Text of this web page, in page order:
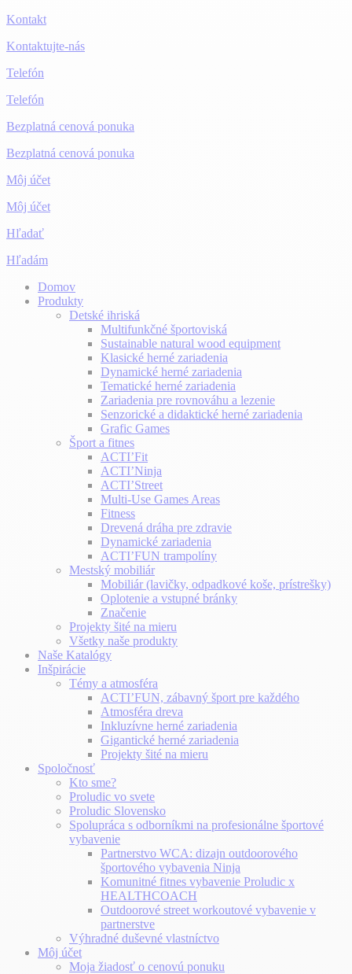
Kontakt
Kontaktujte-nás
Telefón
Telefón
Bezplatná cenová ponuka
Bezplatná cenová ponuka
Môj účet
Môj účet
Hľadať
Hľadám
Domov
Produkty
Detské ihriská
Multifunkčné športoviská
Sustainable natural wood equipment
Klasické herné zariadenia
Dynamické herné zariadenia
Tematické herné zariadenia
Zariadenia pre rovnováhu a lezenie
Senzorické a didaktické herné zariadenia
Grafic Games
Šport a fitnes
ACTI’Fit
ACTI’Ninja
ACTI’Street
Multi-Use Games Areas
Fitness
Drevená dráha pre zdravie
Dynamické zariadenia
ACTI’FUN trampolíny
Mestský mobiliár
Mobiliár (lavičky, odpadkové koše, prístrešky)
Oplotenie a vstupné bránky
Značenie
Projekty šité na mieru
Všetky naše produkty
Naše Katalógy
Inšpirácie
Témy a atmosféra
ACTI’FUN, zábavný šport pre každého
Atmosféra dreva
Inkluzívne herné zariadenia
Gigantické herné zariadenia
Projekty šité na mieru
Spoločnosť
Kto sme?
Proludic vo svete
Proludic Slovensko
Spolupráca s odborníkmi na profesionálne športové
vybavenie
Partnerstvo WCA: dizajn outdoorového
športového vybavenia Ninja
Komunitné fitnes vybavenie Proludic x
HEALTHCOACH
Outdoorové street workoutové vybavenie v
partnerstve
Výhradné duševné vlastníctvo
Môj účet
Moja žiadosť o cenovú ponuku